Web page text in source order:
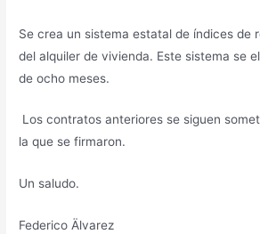
Se crea un sistema estatal de índices de
del alquiler de vivienda. Este sistema se
de ocho meses.
Los contratos anteriores se siguen
la que se firmaron.
Un saludo.
Federico Älvarez